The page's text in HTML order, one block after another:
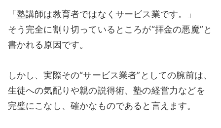
「塾講師は教育者ではなくサービス業です。」
そう完全に割り切っているところが“拝金の悪魔”と
書かれる原因です。
しかし、実際その“サービス業者”としての腕前は、
生徒への気配りや親の説得術、塾の経営力などを
完璧にこなし、確かなものであると言えます。